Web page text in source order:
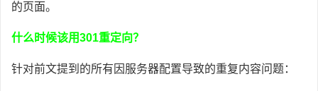
的页面。
什么时候该用301重定向？
针对前文提到的所有因服务器配置导致的重复内容问题：